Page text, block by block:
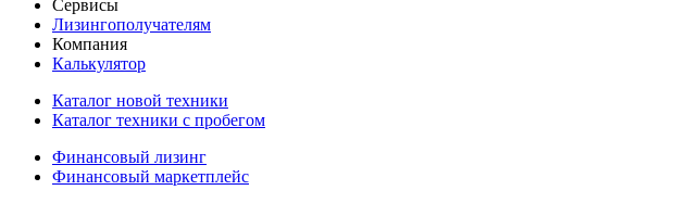
Сервисы
Лизингополучателям
Компания
Калькулятор
Каталог новой техники
Каталог техники с пробегом
Финансовый лизинг
Финансовый маркетплейс